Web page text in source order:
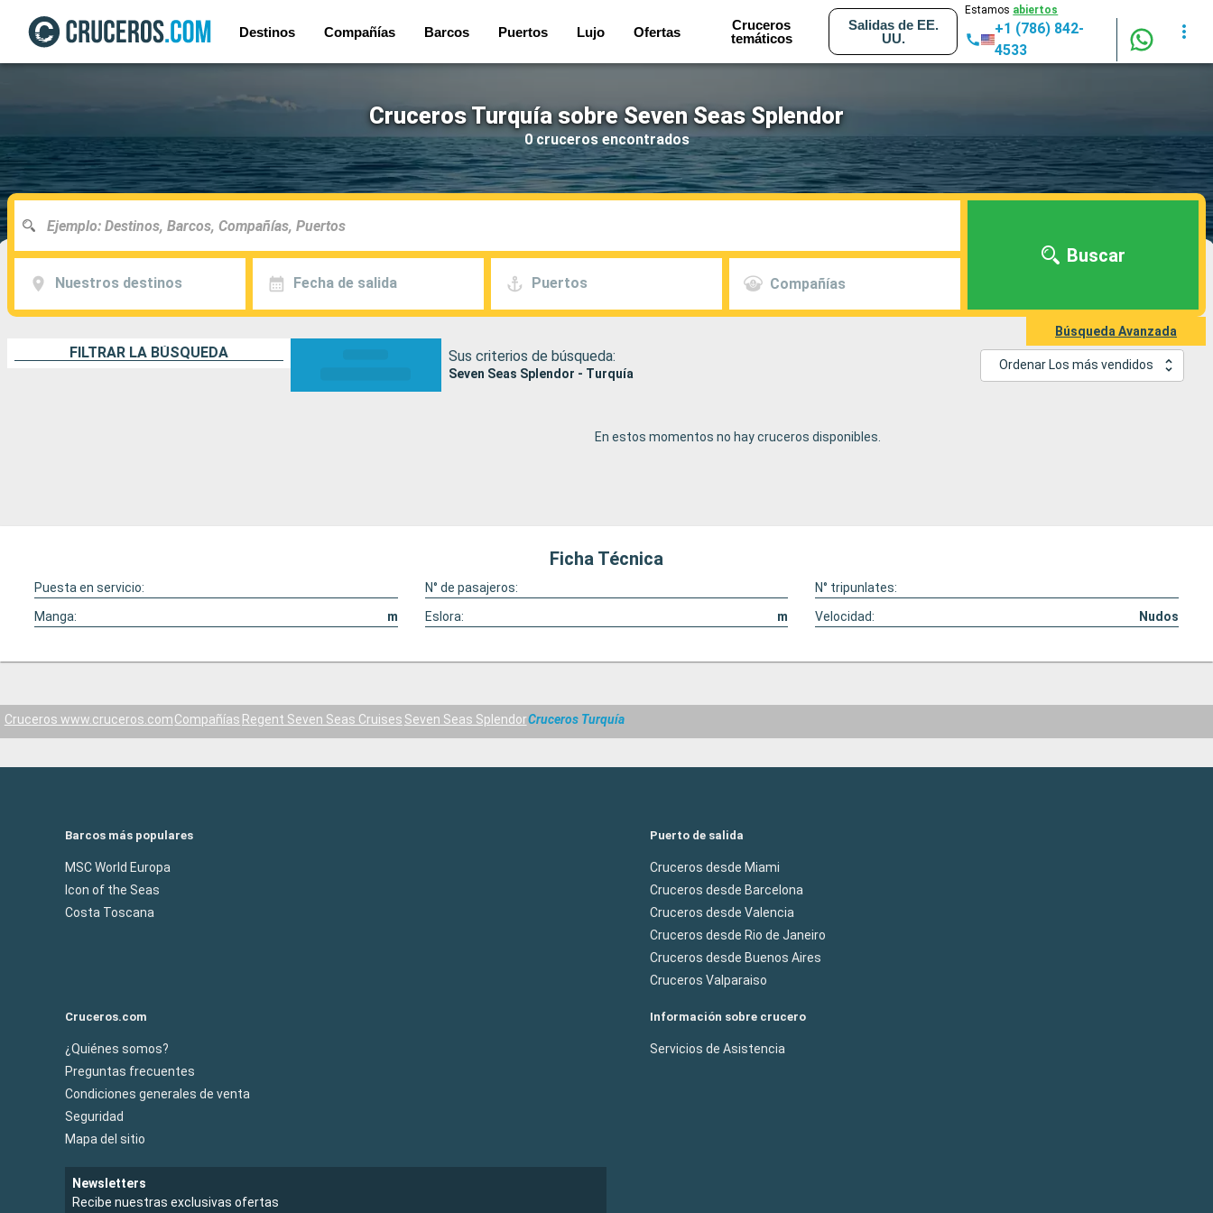
Destinos Compañías Barcos Puertos Lujo Ofertas
Cruceros
temáticos
Salidas de EE.
UU.
Estamos abiertos
+1 (786) 842-
4533
Cruceros Turquía sobre Seven Seas Splendor
0 cruceros encontrados
Nuestros destinos Fecha de salida Puertos Compañías
Buscar
Búsqueda Avanzada
FILTRAR LA BÚSQUEDA Sus criterios de búsqueda:
Seven Seas Splendor - Turquía
Ordenar Los más vendidos
En estos momentos no hay cruceros disponibles.
Ficha Técnica
Puesta en servicio: N° de pasajeros:
N° tripunlates:
Manga:
m Eslora: m Velocidad: Nudos
Cruceros www.cruceros.comCompañías Regent Seven Seas Cruises Seven Seas SplendorCruceros Turquía
Barcos más populares
MSC World Europa
Icon of the Seas
Costa Toscana
Puerto de salida
Cruceros desde Miami
Cruceros desde Barcelona
Cruceros desde Valencia
Cruceros desde Rio de Janeiro
Cruceros desde Buenos Aires
Cruceros Valparaiso
Cruceros.com
¿Quiénes somos?
Preguntas frecuentes
Condiciones generales de venta
Seguridad
Mapa del sitio
Información sobre crucero
Servicios de Asistencia
Newsletters
Recibe nuestras exclusivas ofertas